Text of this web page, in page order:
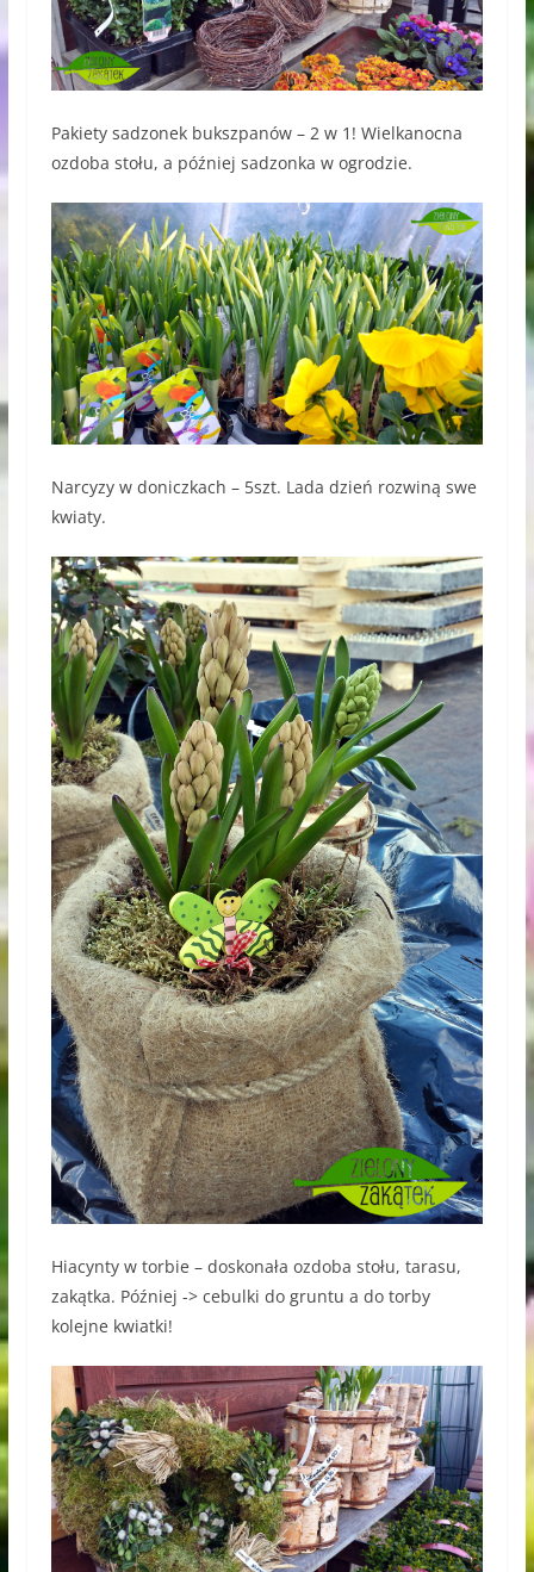
Pakiety sadzonek bukszpanów – 2 w 1! Wielkanocna
ozdoba stołu, a później sadzonka w ogrodzie.
Narcyzy w doniczkach – 5szt. Lada dzień rozwiną swe
kwiaty.
Hiacynty w torbie – doskonała ozdoba stołu, tarasu,
zakątka. Później -> cebulki do gruntu a do torby
kolejne kwiatki!